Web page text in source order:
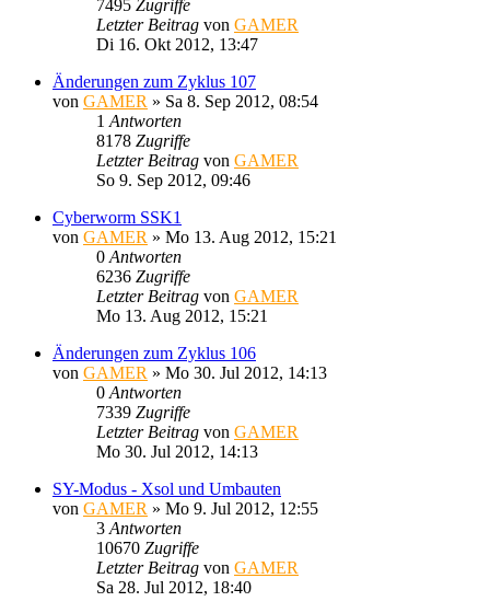
7495 Zugriffe
Letzter Beitrag von GAMER
Di 16. Okt 2012, 13:47
Änderungen zum Zyklus 107
von GAMER » Sa 8. Sep 2012, 08:54
1 Antworten
8178 Zugriffe
Letzter Beitrag von GAMER
So 9. Sep 2012, 09:46
Cyberworm SSK1
von GAMER » Mo 13. Aug 2012, 15:21
0 Antworten
6236 Zugriffe
Letzter Beitrag von GAMER
Mo 13. Aug 2012, 15:21
Änderungen zum Zyklus 106
von GAMER » Mo 30. Jul 2012, 14:13
0 Antworten
7339 Zugriffe
Letzter Beitrag von GAMER
Mo 30. Jul 2012, 14:13
SY-Modus - Xsol und Umbauten
von GAMER » Mo 9. Jul 2012, 12:55
3 Antworten
10670 Zugriffe
Letzter Beitrag von GAMER
Sa 28. Jul 2012, 18:40